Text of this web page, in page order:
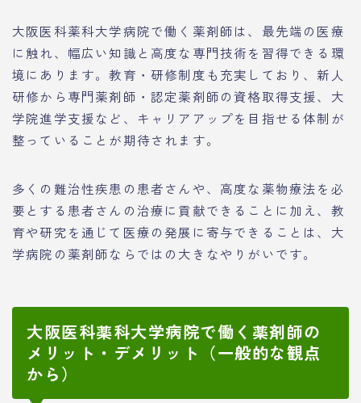
大阪医科薬科大学病院で働く薬剤師は、最先端の医療
に触れ、幅広い知識と高度な専門技術を習得できる環
境にあります。教育・研修制度も充実しており、新人
研修から専門薬剤師・認定薬剤師の資格取得支援、大
学院進学支援など、キャリアアップを目指せる体制が
整っていることが期待されます。
多くの難治性疾患の患者さんや、高度な薬物療法を必
要とする患者さんの治療に貢献できることに加え、教
育や研究を通じて医療の発展に寄与できることは、大
学病院の薬剤師ならではの大きなやりがいです。
大阪医科薬科大学病院で働く薬剤師の
メリット・デメリット（一般的な観点
から）